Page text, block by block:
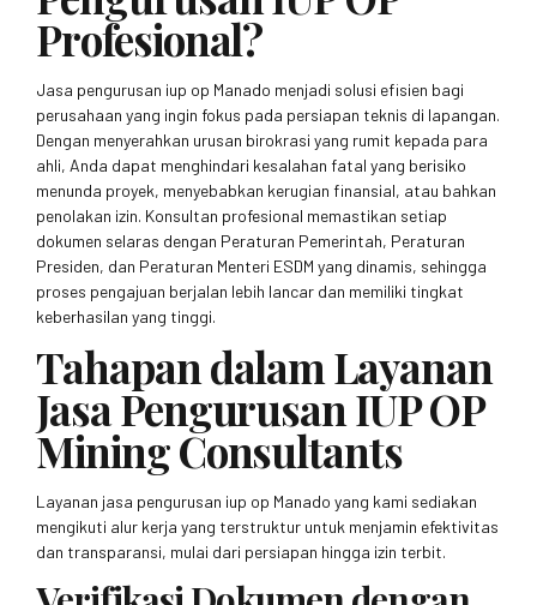
Profesional?
Jasa pengurusan iup op Manado menjadi solusi efisien bagi
perusahaan yang ingin fokus pada persiapan teknis di lapangan.
Dengan menyerahkan urusan birokrasi yang rumit kepada para
ahli, Anda dapat menghindari kesalahan fatal yang berisiko
menunda proyek, menyebabkan kerugian finansial, atau bahkan
penolakan izin. Konsultan profesional memastikan setiap
dokumen selaras dengan Peraturan Pemerintah, Peraturan
Presiden, dan Peraturan Menteri ESDM yang dinamis, sehingga
proses pengajuan berjalan lebih lancar dan memiliki tingkat
keberhasilan yang tinggi.
Tahapan dalam Layanan
Jasa Pengurusan IUP OP
Mining Consultants
Layanan jasa pengurusan iup op Manado yang kami sediakan
mengikuti alur kerja yang terstruktur untuk menjamin efektivitas
dan transparansi, mulai dari persiapan hingga izin terbit.